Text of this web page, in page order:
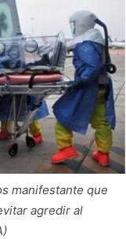
manifestante que
agredir al